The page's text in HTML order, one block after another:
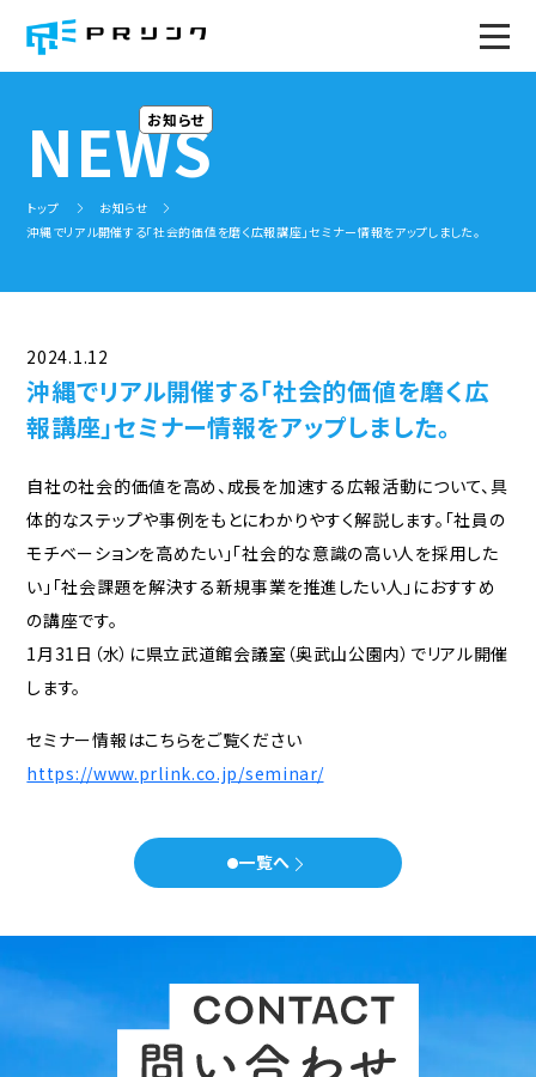
PRのWA！
サービス
みんなで広報会議(全国版)
社内報の企画、作成
PR事例
プロジェクト
地域広報コミュニティ
ミライ企業プロジェクト
地域事務局
セミナー
会社概要
代表メッセージ
お知らせ
× 閉じる
お知らせ
NEWS
トップ
お知らせ
沖縄でリアル開催する「社会的価値を磨く広報講座」セミナー情報をアップしました。
2024.1.12
沖縄でリアル開催する「社会的価値を磨く広
報講座」セミナー情報をアップしました。
自社の社会的価値を高め、成長を加速する広報活動について、具
体的なステップや事例をもとにわかりやすく解説します。「社員の
モチベーションを高めたい」「社会的な意識の高い人を採用した
い」「社会課題を解決する新規事業を推進したい人」におすすめ
の講座です。
1月31日（水）に県立武道館会議室（奥武山公園内）でリアル開催
します。
セミナー情報はこちらをご覧ください
https://www.prlink.co.jp/seminar/
一覧へ